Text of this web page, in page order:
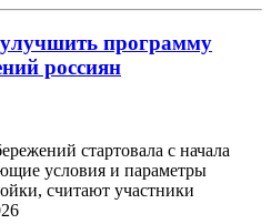
программу
россиян
стартовала с начала
условия и параметры
считают участники